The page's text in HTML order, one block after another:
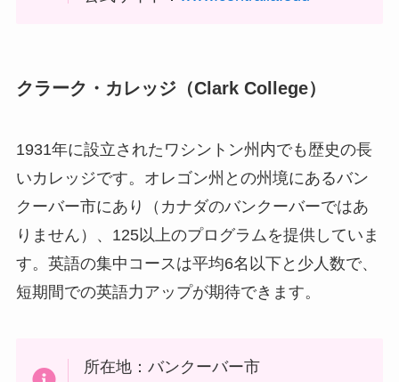
クラーク・カレッジ（Clark College）
1931年に設立されたワシントン州内でも歴史の長
いカレッジです。オレゴン州との州境にあるバン
クーバー市にあり（カナダのバンクーバーではあ
りません）、125以上のプログラムを提供していま
す。英語の集中コースは平均6名以下と少人数で、
短期間での英語力アップが期待できます。
所在地：バンクーバー市